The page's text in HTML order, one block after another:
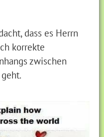
dass es Herrn
korrekte
zwischen